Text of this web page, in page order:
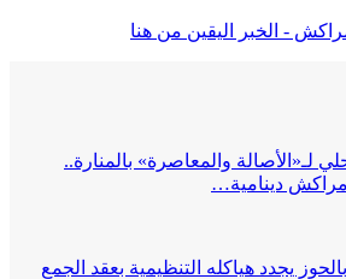
- الخبر اليقين من هنا
لـ«الأصالة والمعاصرة» بالمنارة..
دينامية…
بالحوز يجدد هياكله التنظيمية بعقد الجمع